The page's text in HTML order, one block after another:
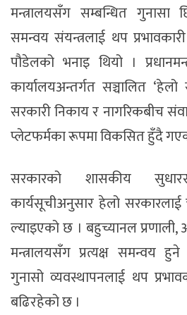
मन्त्रालयसँग सम्बन्धित गुनासा
समन्वय संयन्त्रलाई थप प्रभावकारी
पौडेलको भनाइ थियो ।
कार्यालयअन्तर्गत सञ्चालित
सरकारी निकाय र नागरिकबीच
प्लेटफर्मका रूपमा विकसित हुँदै
सरकारको शासकीय
कार्यसूचीअनुसार हेलो सरकारलाई
ल्याइएको छ । बहुच्यानल
मन्त्रालयसँग प्रत्यक्ष समन्वय
गुनासो व्यवस्थापनलाई थप
बढिरहेको छ ।